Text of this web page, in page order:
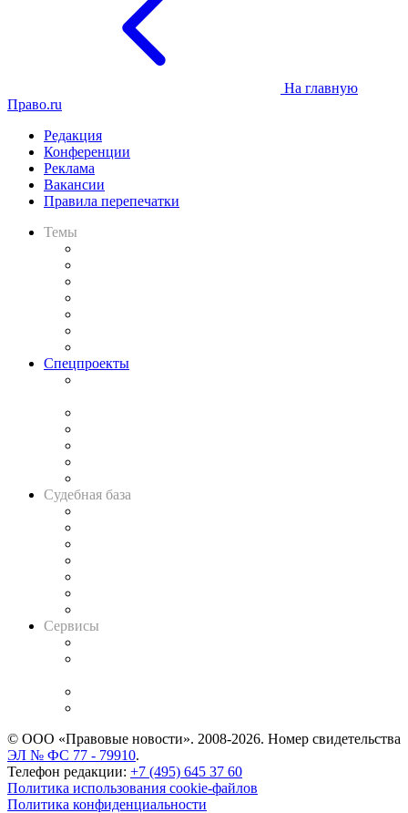
На главную
Право.ru
Редакция
Конференции
Реклама
Вакансии
Правила перепечатки
Темы
Спецпроекты
Судебная база
Сервисы
© ООО «Правовые новости». 2008-2026. Номер свидетельства
ЭЛ № ФС 77 - 79910.
Телефон редакции: +7 (495) 645 37 60
Политика использования cookie-файлов
Политика конфиденциальности